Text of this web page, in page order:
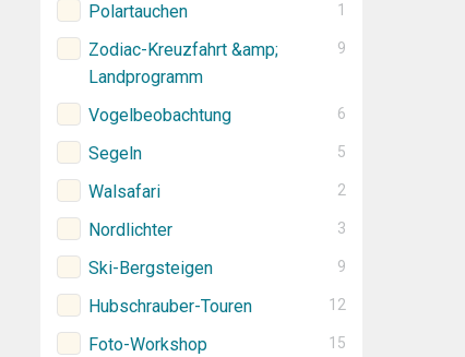
Polartauchen 1
Zodiac-Kreuzfahrt &amp;
Landprogramm
9
Vogelbeobachtung 6
Segeln 5
Walsafari 2
Nordlichter 3
Ski-Bergsteigen 9
Hubschrauber-Touren 12
Foto-Workshop 15